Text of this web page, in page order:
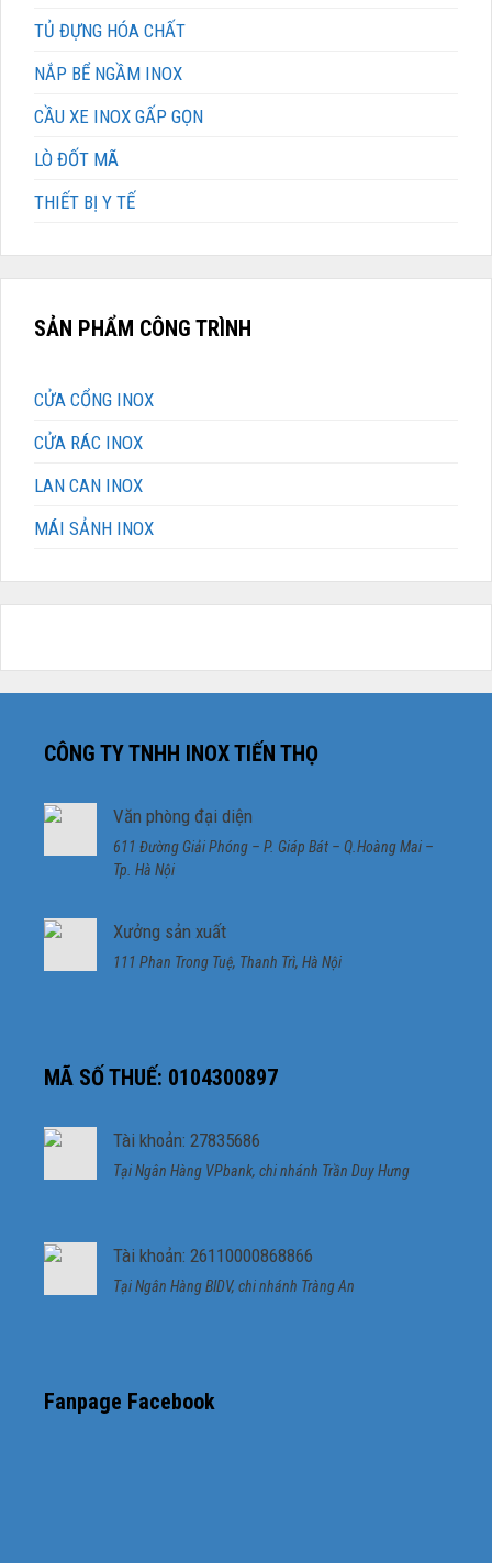
TỦ ĐỰNG HÓA CHẤT
NẮP BỂ NGẦM INOX
CẦU XE INOX GẤP GỌN
LÒ ĐỐT MÃ
THIẾT BỊ Y TẾ
SẢN PHẨM CÔNG TRÌNH
CỬA CỔNG INOX
CỬA RÁC INOX
LAN CAN INOX
MÁI SẢNH INOX
CÔNG TY TNHH INOX TIẾN THỌ
Văn phòng đại diện
611 Đường Giải Phóng – P. Giáp Bát – Q.Hoàng Mai –
Tp. Hà Nội
Xưởng sản xuất
111 Phan Trong Tuệ, Thanh Trì, Hà Nội
MÃ SỐ THUẾ: 0104300897
Tài khoản: 27835686
Tại Ngân Hàng VPbank, chi nhánh Trần Duy Hưng
Tài khoản: 26110000868866
Tại Ngân Hàng BIDV, chi nhánh Tràng An
Fanpage Facebook